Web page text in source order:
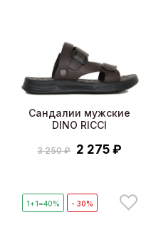
Сандалии мужские
DINO RICCI
3 250 ₽ 2 275 ₽
1+1=40% - 30%